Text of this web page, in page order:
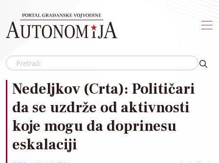
Nedeljkov (Crta): Političari
da se uzdrže od aktivnosti
koje mogu da doprinesu
eskalaciji